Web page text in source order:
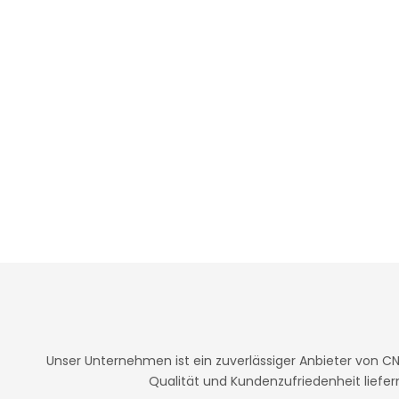
Unser Unternehmen ist ein zuverlässiger Anbieter von
Qualität und Kundenzufriedenheit